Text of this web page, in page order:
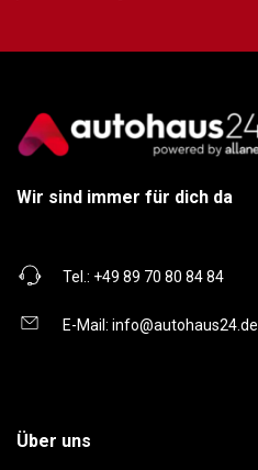
Wir sind immer für dich da
Tel.: +49 89 70 80 84 84
E-Mail: info@autohaus24.de
Über uns